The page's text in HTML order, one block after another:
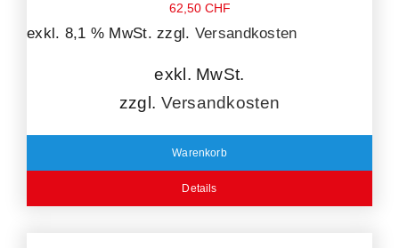
62,50 CHF
exkl. 8,1 % MwSt. zzgl. Versandkosten
exkl. MwSt.
zzgl. Versandkosten
Warenkorb
Details